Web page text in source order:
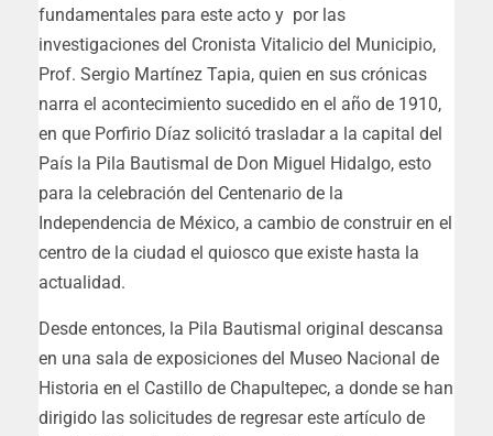
fundamentales para este acto y por las
investigaciones del Cronista Vitalicio del Municipio,
Prof. Sergio Martínez Tapia, quien en sus crónicas
narra el acontecimiento sucedido en el año de 1910,
en que Porfirio Díaz solicitó trasladar a la capital del
País la Pila Bautismal de Don Miguel Hidalgo, esto
para la celebración del Centenario de la
Independencia de México, a cambio de construir en el
centro de la ciudad el quiosco que existe hasta la
actualidad.
Desde entonces, la Pila Bautismal original descansa
en una sala de exposiciones del Museo Nacional de
Historia en el Castillo de Chapultepec, a donde se han
dirigido las solicitudes de regresar este artículo de